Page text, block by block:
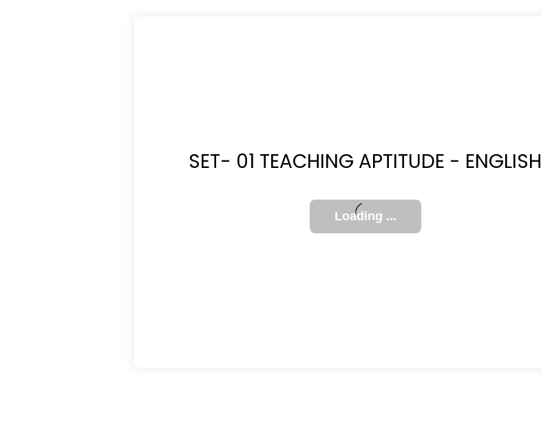
SET- 01 TEACHING APTITUDE - ENGLISH